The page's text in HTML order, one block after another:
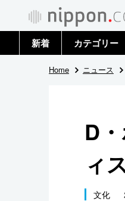
新着 カテゴリー
政治・外交
国際
文化
Home ニュース
D
ィ
文化